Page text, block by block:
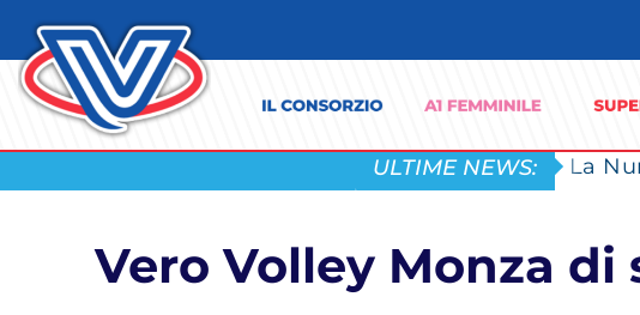
ULTIME NEWS:
Vero Volley Monza